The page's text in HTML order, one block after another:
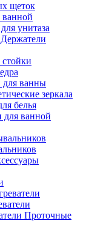
щеток
унитаза
Держатели
ванны
зеркала
белья
для ванной
Проточные